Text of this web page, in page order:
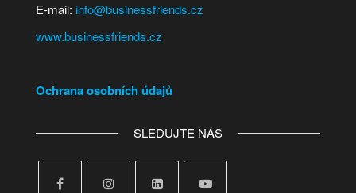
E-mail: info@businessfriends.cz
www.businessfriends.cz
Ochrana osobních údajů
SLEDUJTE NÁS